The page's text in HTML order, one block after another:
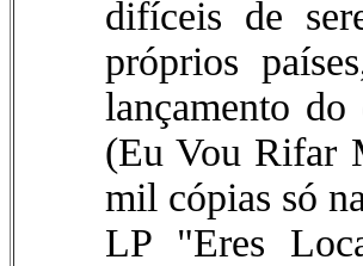
difíceis de
próprios
lançamento
(Eu Vou Rifar
mil cópias só
LP "Eres